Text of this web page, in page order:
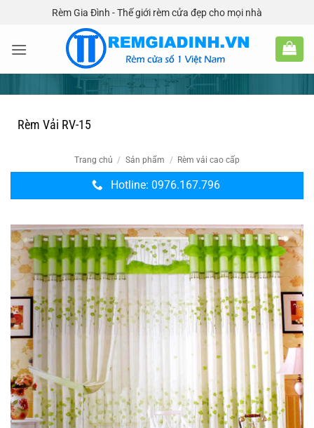
nội
Rèm Gia Đình - Thế giới rèm cửa đẹp cho mọi nhà
Rèm Vải RV-15
Trang chủ / Sản phẩm / Rèm vải cao cấp
Hotline: 0976.167.796